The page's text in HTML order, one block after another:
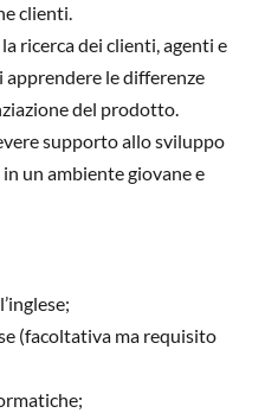
clienti.
ricerca dei clienti, agenti e
le differenze
del prodotto.
supporto allo sviluppo
un ambiente giovane e
(facoltativa ma requisito